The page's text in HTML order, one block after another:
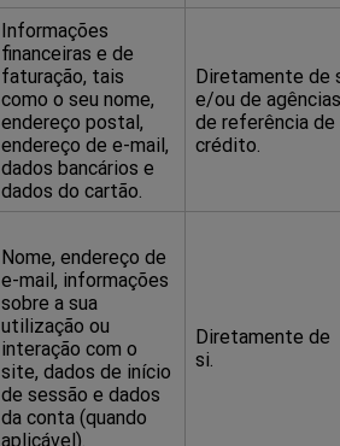
Informações
financeiras e de
faturação, tais
como o seu nome,
endereço postal,
endereço de e-mail,
dados bancários e
dados do cartão.
Diretamente de
e/ou de agências
de referência de
crédito.
Nome, endereço de
e-mail, informações
sobre a sua
utilização ou
interação com o
site, dados de início
de sessão e dados
da conta (quando
aplicável).
Diretamente de
si.